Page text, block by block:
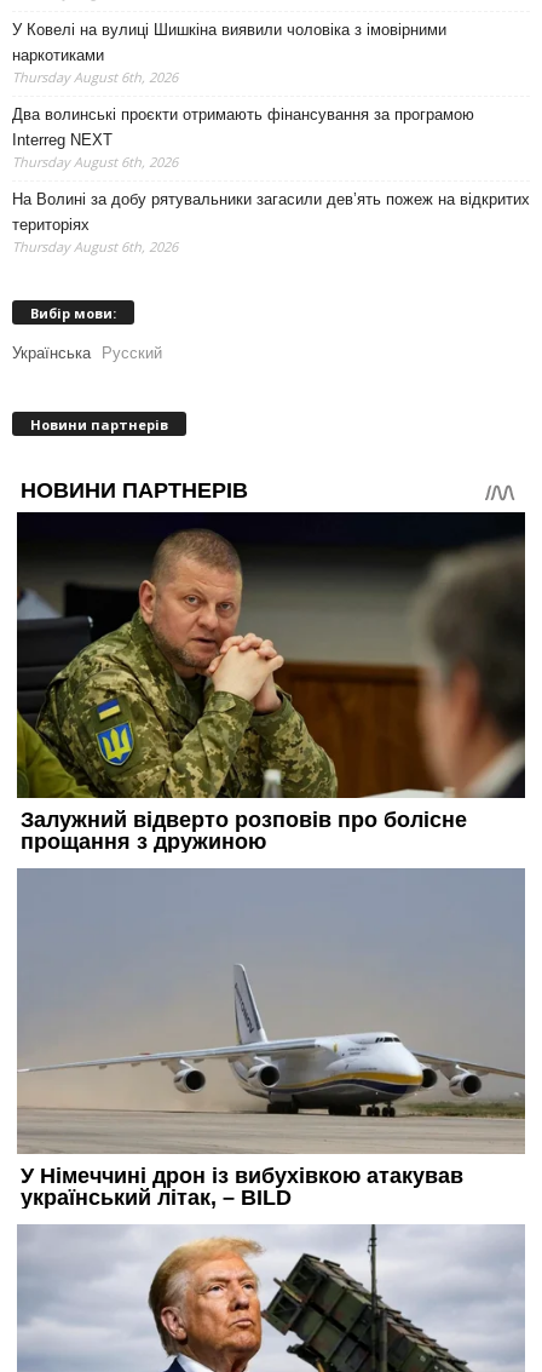
У Ковелі на вулиці Шишкіна виявили чоловіка з імовірними
наркотиками
Thursday August 6th, 2026
Два волинські проєкти отримають фінансування за програмою
Interreg NEXT
Thursday August 6th, 2026
На Волині за добу рятувальники загасили дев’ять пожеж на відкритих
територіях
Thursday August 6th, 2026
Вибір мови:
Українська Русский
Новини партнерів